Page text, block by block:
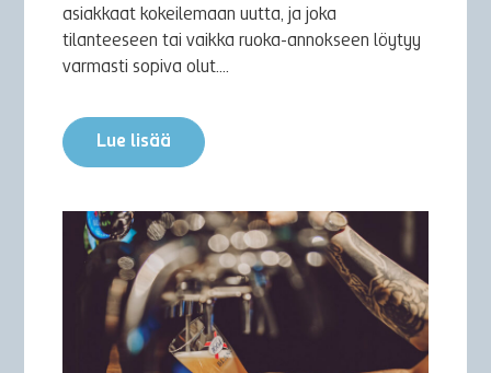
asiakkaat kokeilemaan uutta, ja joka
tilanteeseen tai vaikka ruoka-annokseen löytyy
varmasti sopiva olut....
Lue lisää